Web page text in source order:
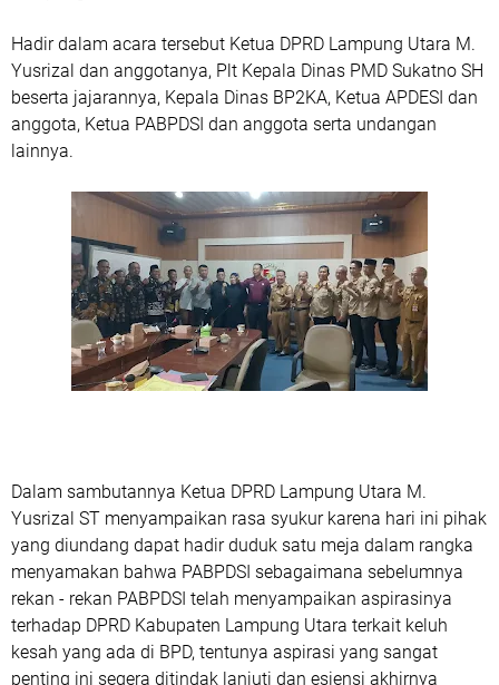
Hadir dalam acara tersebut Ketua DPRD Lampung Utara M.
Yusrizal dan anggotanya, Plt Kepala Dinas PMD Sukatno SH
beserta jajarannya, Kepala Dinas BP2KA, Ketua APDESI dan
anggota, Ketua PABPDSI dan anggota serta undangan
lainnya.
Dalam sambutannya Ketua DPRD Lampung Utara M.
Yusrizal ST menyampaikan rasa syukur karena hari ini pihak
yang diundang dapat hadir duduk satu meja dalam rangka
menyamakan bahwa PABPDSI sebagaimana sebelumnya
rekan - rekan PABPDSI telah menyampaikan aspirasinya
terhadap DPRD Kabupaten Lampung Utara terkait keluh
kesah yang ada di BPD, tentunya aspirasi yang sangat
penting ini segera ditindak lanjuti dan esiensi akhirnya